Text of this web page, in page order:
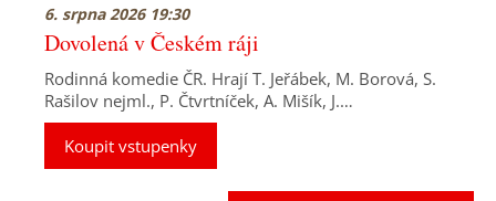
6. srpna 2026 19:30
Dovolená v Českém ráji
Rodinná komedie ČR. Hrají T. Jeřábek, M. Borová, S.
Rašilov nejml., P. Čtvrtníček, A. Mišík, J.…
Koupit vstupenky